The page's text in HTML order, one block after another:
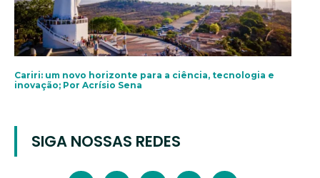
Cariri: um novo horizonte para a ciência, tecnologia e
inovação; Por Acrísio Sena
SIGA NOSSAS REDES